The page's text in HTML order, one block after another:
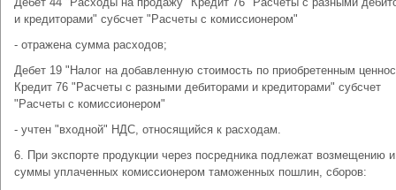
и кредиторами" субсчет "Расчеты с комиссионером"
- отражена сумма расходов;
Дебет 19 "Налог на добавленную стоимость по приобретенным
Кредит 76 "Расчеты с разными дебиторами и кредиторами" субсчет
"Расчеты с комиссионером"
- учтен "входной" НДС, относящийся к расходам.
6. При экспорте продукции через посредника подлежат возмещению и
суммы уплаченных комиссионером таможенных пошлин, сборов: